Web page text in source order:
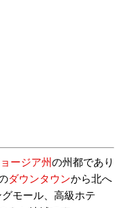
ージア州の州都であり
ダウンタウンから北へ
モール、高級ホテ